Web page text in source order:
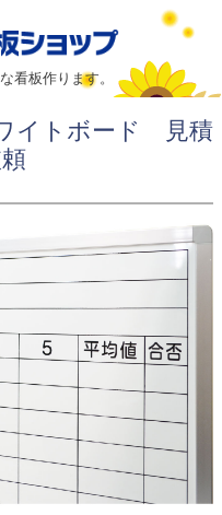
看板作ります。
イトボード 見積